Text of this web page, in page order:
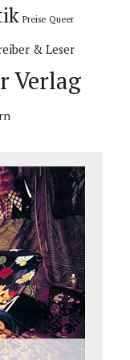
Preise Queer
& Leser
Verlag